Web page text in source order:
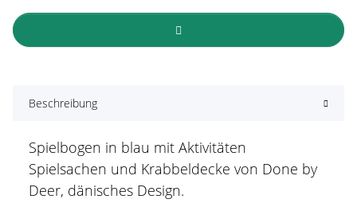
Beschreibung
Spielbogen in blau mit Aktivitäten
Spielsachen und Krabbeldecke von Done by
Deer, dänisches Design.